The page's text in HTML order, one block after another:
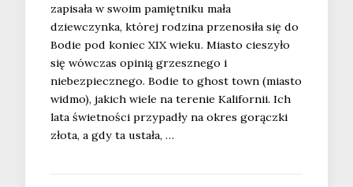
zapisała w swoim pamiętniku mała
dziewczynka, której rodzina przenosiła się do
Bodie pod koniec XIX wieku. Miasto cieszyło
się wówczas opinią grzesznego i
niebezpiecznego. Bodie to ghost town (miasto
widmo), jakich wiele na terenie Kalifornii. Ich
lata świetności przypadły na okres gorączki
złota, a gdy ta ustała, …